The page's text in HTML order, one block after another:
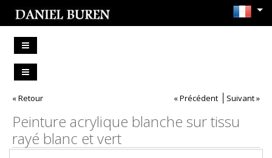
« Retour « Précédent Suivant »
Peinture acrylique blanche sur tissu
rayé blanc et vert